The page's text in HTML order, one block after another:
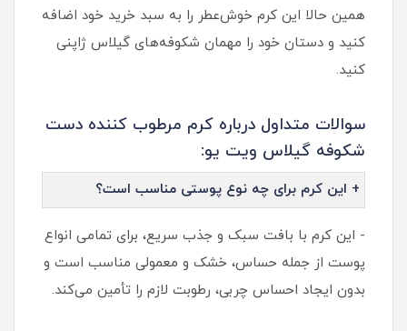
همین حالا این کرم خوش‌عطر را به سبد خرید خود اضافه
کنید و دستان خود را مهمان شکوفه‌های گیلاس ژاپنی
کنید.
سوالات متداول درباره کرم مرطوب کننده دست
شکوفه گیلاس ویت یو:
+ این کرم برای چه نوع پوستی مناسب است؟
- این کرم با بافت سبک و جذب سریع، برای تمامی انواع
پوست از جمله حساس، خشک و معمولی مناسب است و
بدون ایجاد احساس چربی، رطوبت لازم را تأمین می‌کند.